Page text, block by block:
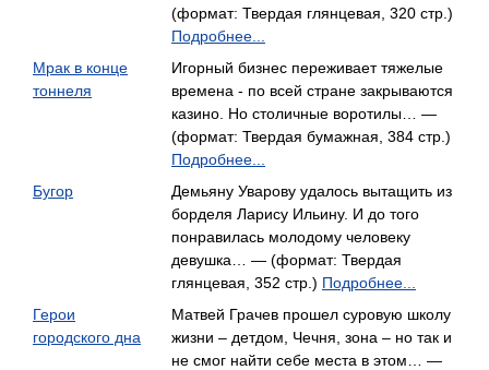
(формат: Твердая глянцевая, 320 стр.)
Подробнее...
Мрак в конце
тоннеля
Игорный бизнес переживает тяжелые
времена - по всей стране закрываются
казино. Но столичные воротилы… —
(формат: Твердая бумажная, 384 стр.)
Подробнее...
Бугор
Демьяну Уварову удалось вытащить из
борделя Ларису Ильину. И до того
понравилась молодому человеку
девушка… — (формат: Твердая
глянцевая, 352 стр.) Подробнее...
Герои
городского дна
Матвей Грачев прошел суровую школу
жизни – детдом, Чечня, зона – но так и
не смог найти себе места в этом… —